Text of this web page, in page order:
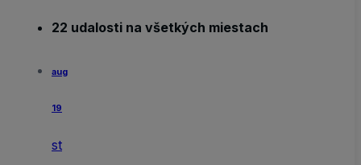
22 udalosti na všetkých miestach
aug
19
st